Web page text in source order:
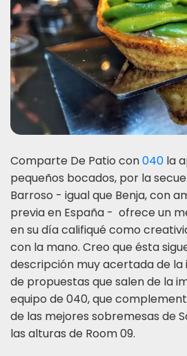
Comparte De Patio con040 la
pequeños bocados, por la
Barroso - igual que Benja, con
previa en España - ofrece un
en su día califiqué como
con la mano. Creo que ésta
descripción muy acertada de la
de propuestas que salen de la
equipo de 040, que
de las mejores sobremesas de
las alturas de Room 09.